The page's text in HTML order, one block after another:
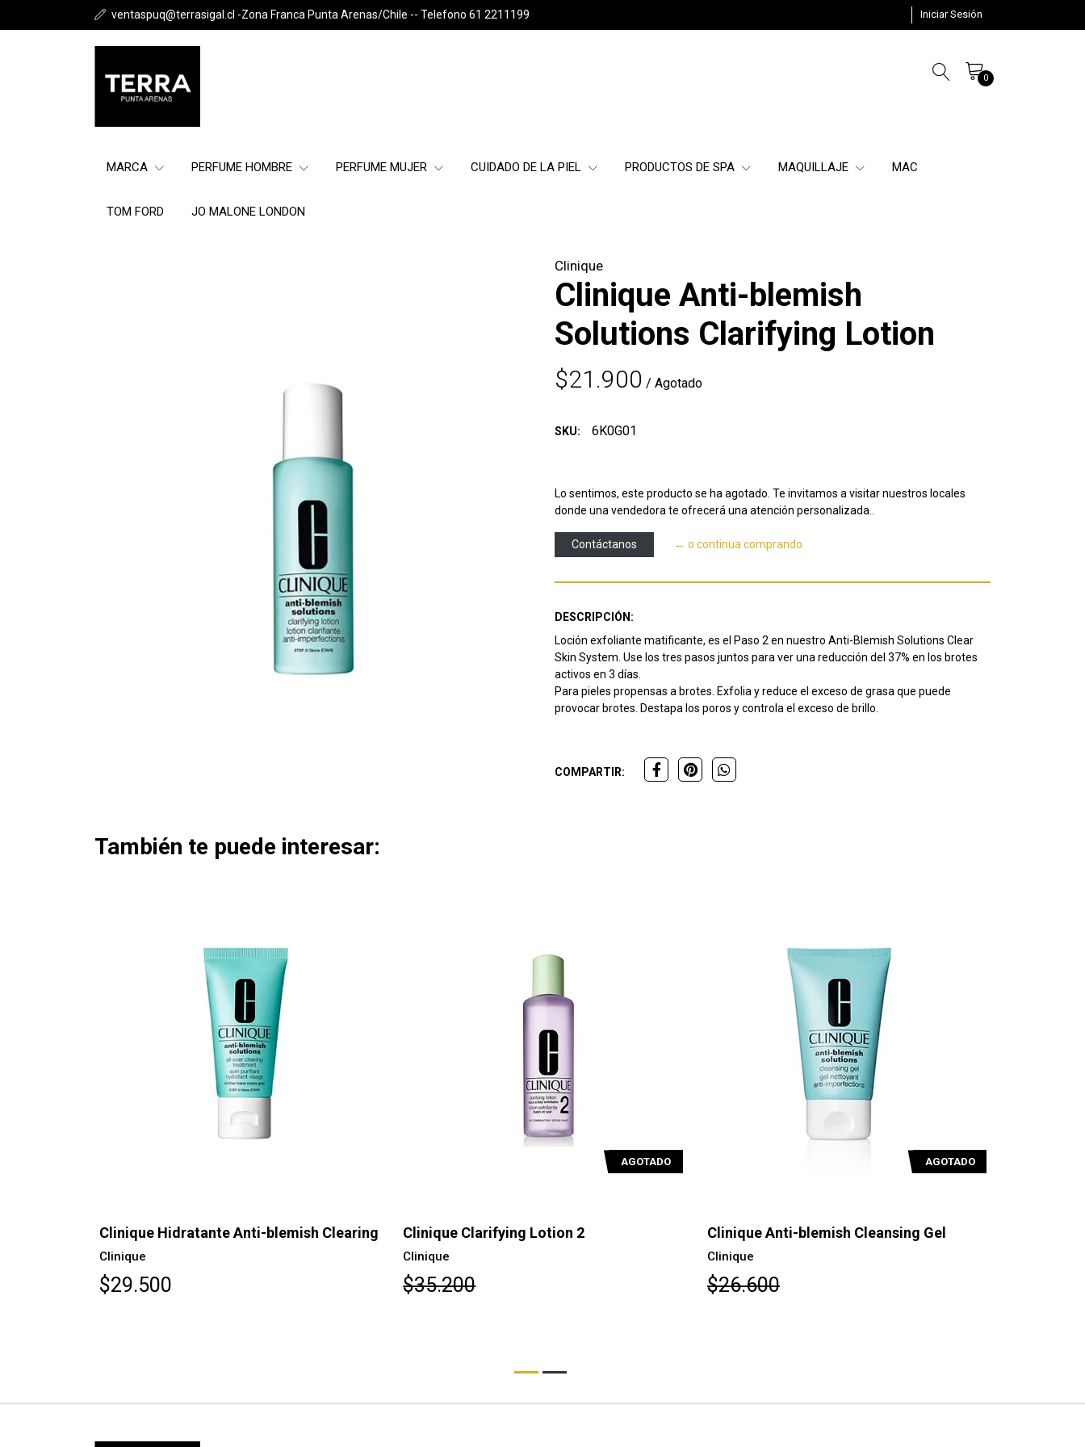
ventaspuq@terrasigal.cl -Zona Franca Punta Arenas/Chile -- Telefono 61 2211199 Iniciar Sesión
0
MARCA PERFUME HOMBRE PERFUME MUJER CUIDADO DE LA PIEL PRODUCTOS DE SPA MAQUILLAJE MAC
TOM FORD JO MALONE LONDON
Clinique
Clinique Anti-blemish
Solutions Clarifying Lotion
$21.900 / Agotado
SKU: 6K0G01
Lo sentimos, este producto se ha agotado. Te invitamos a visitar nuestros locales
donde una vendedora te ofrecerá una atención personalizada..
Contáctanos ← o continua comprando
DESCRIPCIÓN:
Loción exfoliante matificante, es el Paso 2 en nuestro Anti-Blemish Solutions Clear
Skin System. Use los tres pasos juntos para ver una reducción del 37% en los brotes
activos en 3 días.
Para pieles propensas a brotes. Exfolia y reduce el exceso de grasa que puede
provocar brotes. Destapa los poros y controla el exceso de brillo.
COMPARTIR:
También te puede interesar:
Clinique Hidratante Anti-blemish Clearing
Clinique
$29.500
AGOTADO
Clinique Clarifying Lotion 2
Clinique
$35.200
AGOTADO
Clinique Anti-blemish Cleansing Gel
Clinique
$26.600